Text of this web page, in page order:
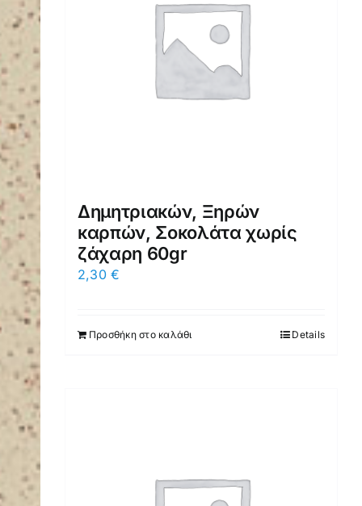
Δημητριακών, Ξηρών
καρπών, Σοκολάτα χωρίς
ζάχαρη 60gr
2,30€
Προσθήκη στο καλάθι Details